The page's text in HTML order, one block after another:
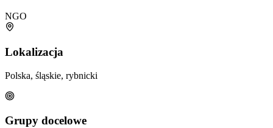
NGO
Lokalizacja
Polska, śląskie, rybnicki
Grupy docelowe